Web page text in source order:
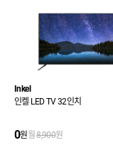
Inkel
인켈 LED TV 32인치
0원월8,900원